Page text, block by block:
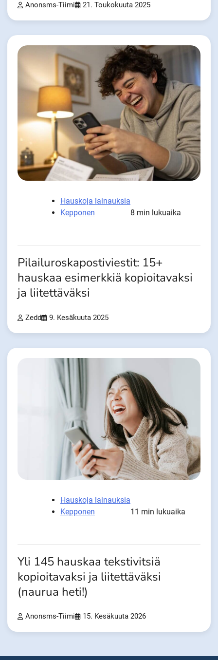
Anonsms-Tiimi 21. Toukokuuta 2025
Hauskoja lainauksia
Kepponen
8 min lukuaika
Pilailuroskapostiviestit: 15+
hauskaa esimerkkiä kopioitavaksi
ja liitettäväksi
Zedd 9. Kesäkuuta 2025
Hauskoja lainauksia
Kepponen
11 min lukuaika
Yli 145 hauskaa tekstivitsiä
kopioitavaksi ja liitettäväksi
(naurua heti!)
Anonsms-Tiimi 15. Kesäkuuta 2026